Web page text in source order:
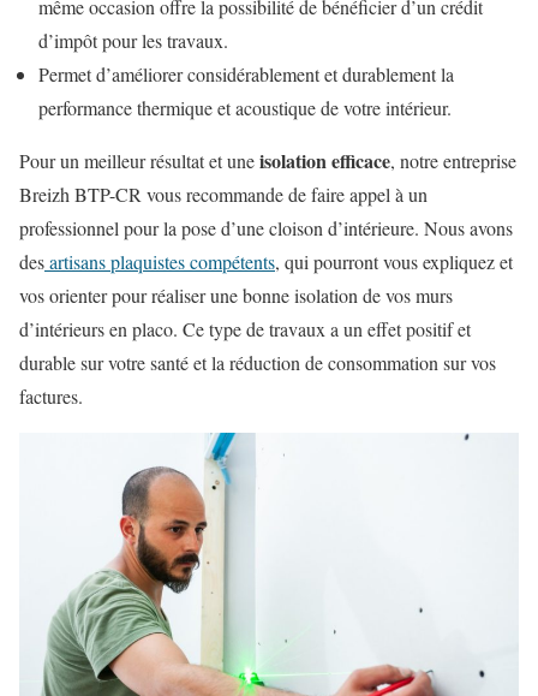
même occasion offre la possibilité de bénéficier d’un crédit
d’impôt pour les travaux.
Permet d’améliorer considérablement et durablement la
performance thermique et acoustique de votre intérieur.
Pour un meilleur résultat et uneisolation efficace, notre entreprise
Breizh BTP-CR vous recommande de faire appel à un
professionnel pour la pose d’une cloison d’intérieure. Nous avons
desartisans plaquistes compétents, qui pourront vous expliquez et
vos orienter pour réaliser une bonne isolation de vos murs
d’intérieurs en placo. Ce type de travaux a un effet positif et
durable sur votre santé et la réduction de consommation sur vos
factures.